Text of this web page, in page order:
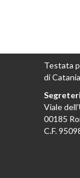
Testata
di
Viale
00185
C.F.